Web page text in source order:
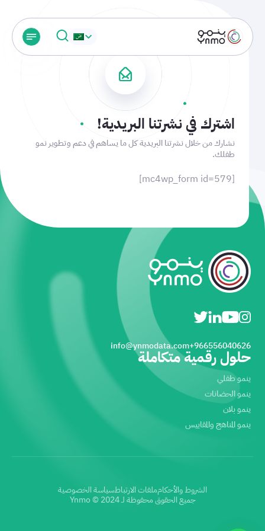
اشترك في نشرتنا البريدية!
نشارك من خلال نشرتنا البريدية كل ما يساهم في دعم وتطوير نمو
طفلك.
[mc4wp_form id=579]
966556040626+
info@ynmodata.com
حلول رقمية متكاملة
ينمو طفلي
ينمو الحضانات
ينمو بلان
ينمو المناهج والمقاييس
جميع الحقوق محفوظة لـ Ynmo © 2024
الشروط والأحكامملفات الارتباطسياسة الخصوصية